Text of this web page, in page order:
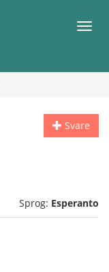
Svare
Sprog: Esperanto